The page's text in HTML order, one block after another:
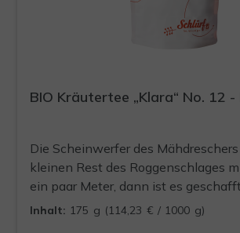
BIO Kräutertee „Klara“ No. 12 -
Die Scheinwerfer des
kleinen Rest des Roggenschlages
ein paar Meter, dann ist es
den Schlüssel herum. Dunkelheit,
Inhalt: 175 g (114,23 € / 1000 g)